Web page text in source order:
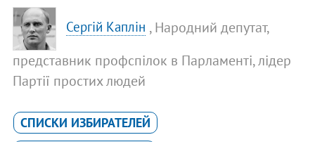
Сергій Каплін , Народний депутат,
представник профспілок в Парламенті, лідер
Партії простих людей
СПИСКИ ИЗБИРАТЕЛЕЙ